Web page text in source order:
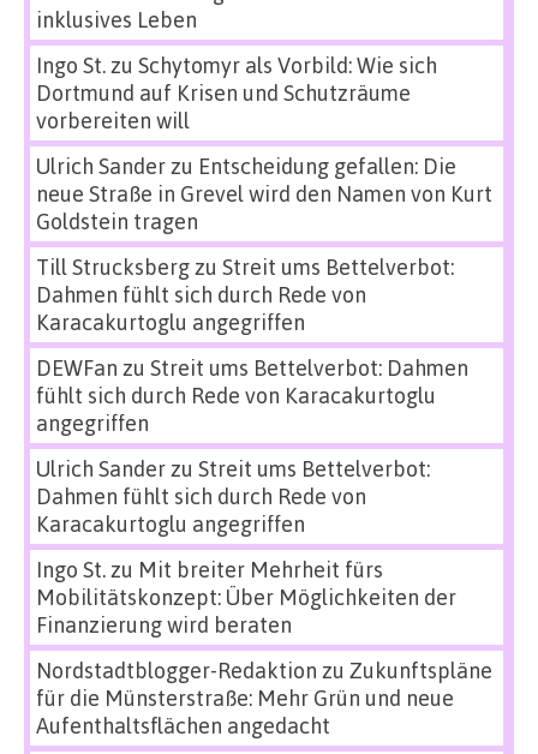
inklusives Leben
Ingo St.zu Schytomyr als Vorbild: Wie sich
Dortmund auf Krisen und Schutzräume
vorbereiten will
Ulrich Sanderzu Entscheidung gefallen: Die
neue Straße in Grevel wird den Namen von Kurt
Goldstein tragen
Till Strucksbergzu Streit ums Bettelverbot:
Dahmen fühlt sich durch Rede von
Karacakurtoglu angegriffen
DEWFan zu Streit ums Bettelverbot: Dahmen
fühlt sich durch Rede von Karacakurtoglu
angegriffen
Ulrich Sanderzu Streit ums Bettelverbot:
Dahmen fühlt sich durch Rede von
Karacakurtoglu angegriffen
Ingo St.zu Mit breiter Mehrheit fürs
Mobilitätskonzept: Über Möglichkeiten der
Finanzierung wird beraten
Nordstadtblogger-Redaktion zu Zukunftspläne
für die Münsterstraße: Mehr Grün und neue
Aufenthaltsflächen angedacht